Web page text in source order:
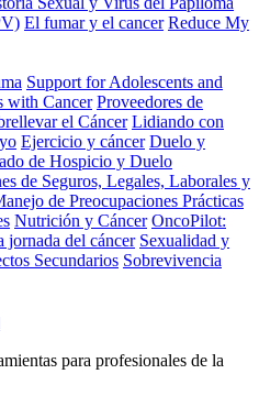
El fumar y el cancer Reduce My
Support for Adolescents and
with Cancer Proveedores de
el Cáncer Lidiando con
Ejercicio y cáncer Duelo y
de Hospicio y Duelo
de Seguros, Legales, Laborales y
de Preocupaciones Prácticas
Nutrición y Cáncer OncoPilot:
jornada del cáncer Sexualidad y
Secundarios Sobrevivencia
para profesionales de la